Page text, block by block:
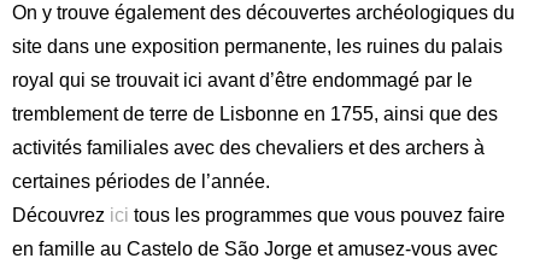
On y trouve également des découvertes archéologiques du
site dans une exposition permanente, les ruines du palais
royal qui se trouvait ici avant d’être endommagé par le
tremblement de terre de Lisbonne en 1755, ainsi que des
activités familiales avec des chevaliers et des archers à
certaines périodes de l’année.
Découvrez ici tous les programmes que vous pouvez faire
en famille au Castelo de São Jorge et amusez-vous avec